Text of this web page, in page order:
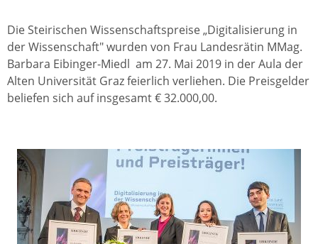
Die Steirischen Wissenschaftspreise „Digitalisierung in
der Wissenschaft" wurden von Frau Landesrätin MMag.
Barbara Eibinger-Miedl am 27. Mai 2019 in der Aula der
Alten Universität Graz feierlich verliehen. Die Preisgelder
beliefen sich auf insgesamt € 32.000,00.